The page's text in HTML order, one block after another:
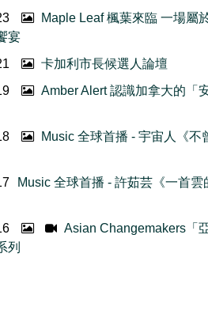
Maple Leaf 楓葉來臨 一場屬
宴
卡加利市長候選人論壇
Amber Alert 認識加拿大的「
Music 全球首播 - 宇宙人《不
Music 全球首播 - 許茹芸《一首雲
Asian Changemakers「
列